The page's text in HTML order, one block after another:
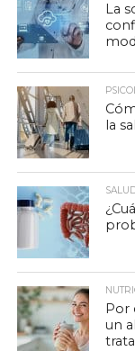
La
la
Por
un